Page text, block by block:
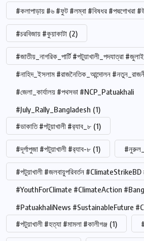
#কলাপাড়ায় #৬ #ফুট #লম্বা #বিষধর #পদ্মগোখরা
#চরবিজায় #কুয়াকাটা (2)
#জাতীয়_নাগরিক_পার্টি #পটুয়াখালী_পদযাত্রা
#নাহিদ_ইসলাম #রাজনৈতিক_আন্দোলন
#জেলা_কার্যালয় #পথসভা #NCP_Patuakhali
#July_Rally_Bangladesh (1)
#ডাকাতি #পটুয়াখালী #র‍্যাব_৮ (1)
#দূর্গাপুজা #পটুয়াখালী #র‍্যাব-৮ (1)
#পটুয়াখালী #জলবায়ুপরিবর্তন #ClimateStrikeBD
#YouthForClimate #ClimateAction
#PatuakhaliNews #SustainableFuture
#পটুয়াখালী #হত্যা #মামলা #কালীগঞ্জ (1)